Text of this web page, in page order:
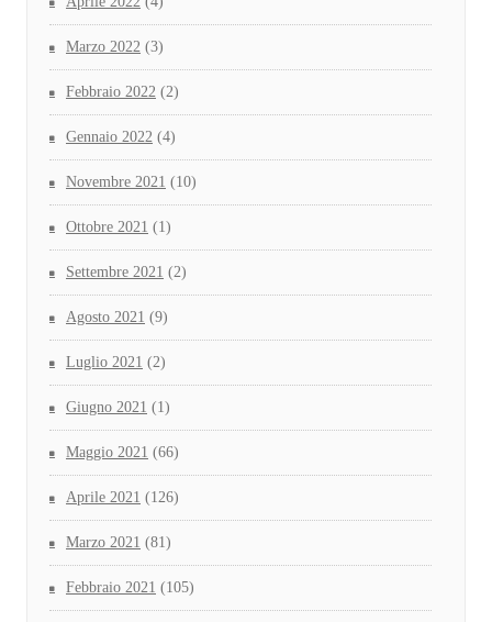
Marzo 2022 (3)
Febbraio 2022 (2)
Gennaio 2022 (4)
Novembre 2021 (10)
Ottobre 2021 (1)
Settembre 2021 (2)
Agosto 2021 (9)
Luglio 2021 (2)
Giugno 2021 (1)
Maggio 2021 (66)
Aprile 2021 (126)
Marzo 2021 (81)
Febbraio 2021 (105)